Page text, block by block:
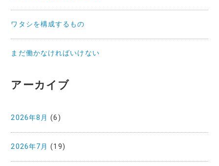
ワタシを構成するもの
まだ働かなければいけない
アーカイブ
2026年8月 (6)
2026年7月 (19)